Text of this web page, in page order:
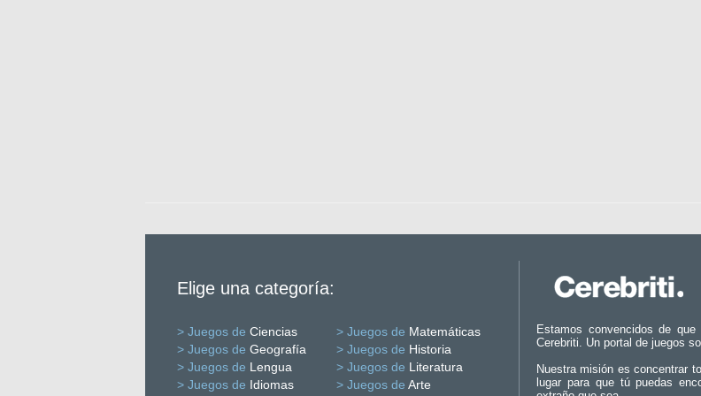
Elige una categoría:
> Juegos de Ciencias > Juegos de Matemáticas
> Juegos de Geografía > Juegos de Historia
> Juegos de Lengua > Juegos de Literatura
> Juegos de Idiomas > Juegos de Arte
Estamos convencidos de
Cerebriti. Un portal de juegos
Nuestra misión es concentrar
lugar para que tú puedas